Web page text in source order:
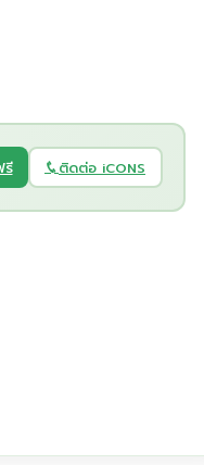
รี ติดต่อ iCONS